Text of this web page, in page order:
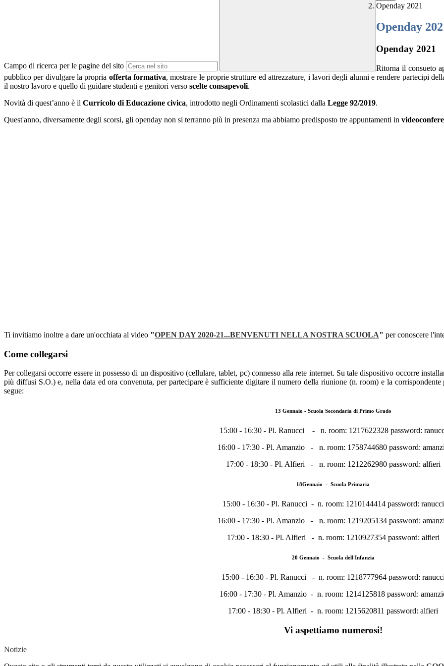
Campo di ricerca per le pagine del sito
Openday 2021
Openday
Openday 2021
Ritorna il consueto
pubblico per divulgare la propria offerta formativa, mostrare le proprie strutture ed attrezzature, i lavori degli alunni e rendere partecipi
il nostro lavoro e quello di guidare studenti e genitori verso scelte consapevoli.
Novità di quest’anno è il Curricolo di Educazione civica, introdotto negli Ordinamenti scolastici dalla Legge 92/2019.
Quest'anno, diversamente degli scorsi, gli openday non si terranno più in presenza ma abbiamo predisposto tre appuntamenti in
Ti invitiamo inoltre a dare un'occhiata al video "OPEN DAY 2020-21...BENVENUTI NELLA NOSTRA SCUOLA" per conoscere
Come collegarsi
Per collegarsi occorre essere in possesso di un dispositivo (cellulare, tablet, pc) connesso alla rete internet. Su tale dispositivo occorre
più diffusi S.O.) e, nella data ed ora convenuta, per partecipare è sufficiente digitare il numero della riunione (n. room) e la
segue:
13 Gennaio - Scuola Secondaria di Primo Grado
15:00 - 16:30 - Pl. Ranucci - n. room: 1217622328 password:
16:00 - 17:30 - Pl. Amanzio - n. room: 1758744680 password:
17:00 - 18:30 - Pl. Alfieri - n. room: 1212262980 password: alfieri
18Gennaio - Scuola Primaria
15:00 - 16:30 - Pl. Ranucci - n. room: 1210144414 password: ranucci
16:00 - 17:30 - Pl. Amanzio - n. room: 1219205134 password:
17:00 - 18:30 - Pl. Alfieri - n. room: 1210927354 password: alfieri
20 Gennaio - Scuola dell'Infanzia
15:00 - 16:30 - Pl. Ranucci - n. room: 1218777964 password:
16:00 - 17:30 - Pl. Amanzio - n. room: 1214125818 password:
17:00 - 18:30 - Pl. Alfieri - n. room: 1215620811 password: alfieri
Vi aspettiamo numerosi!
Notizie